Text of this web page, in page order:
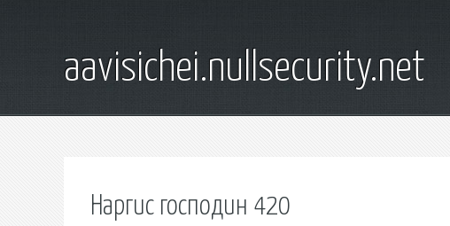
aavisichei.nullsecurity.net
Наргис господин 420